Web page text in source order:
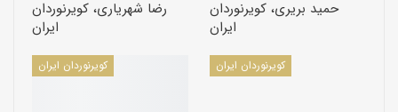
رضا شهریاری، کویرنوردان
ایران
حمید بریری، کویرنوردان
ایران
کویرنوردان ایران کویرنوردان ایران